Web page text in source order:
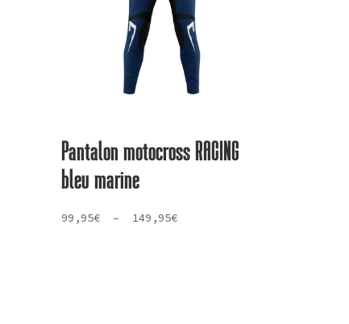
Pantalon motocross RACING
bleu marine
99,95€ – 149,95€Plage